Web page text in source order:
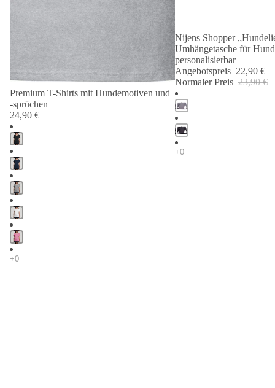
Premium T-Shirts mit Hundemotiven und
-sprüchen
24,90 €
Angebot 🐾
Nijens Shopper
Umhängetasche für
personalisierbar
Angebotspreis 22,90 €
Normaler Preis 23,90 €